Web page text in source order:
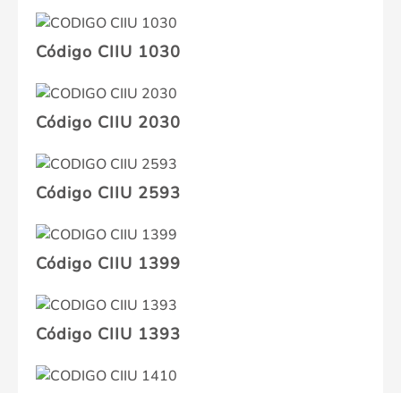
Código CIIU 1030
Código CIIU 2030
Código CIIU 2593
Código CIIU 1399
Código CIIU 1393